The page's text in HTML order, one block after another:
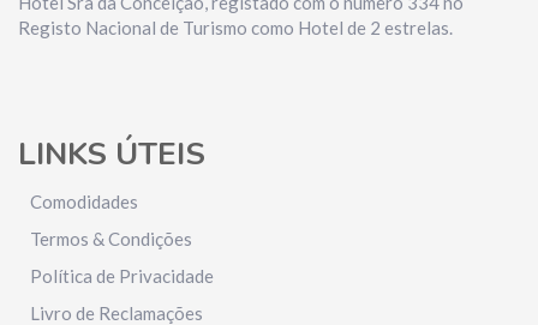
Registo Nacional de Turismo como Hotel de 2 estrelas.
LINKS ÚTEIS
Comodidades
Termos & Condições
Política de Privacidade
Livro de Reclamações